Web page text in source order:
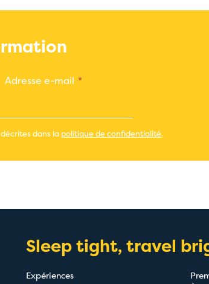
Adresse e-mail
dans la politique de confidentialité.
Sleep tight, travel
Expériences